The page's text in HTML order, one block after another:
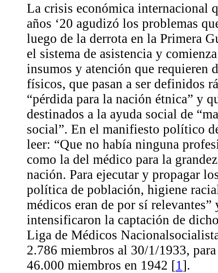
La crisis económica internacional
años ‘20 agudizó los problemas
luego de la derrota en la Primera
el sistema de asistencia y
insumos y atención que requieren
físicos, que pasan a ser definidos
“pérdida para la nación étnica” y
destinados a la ayuda social de
social”. En el manifiesto político
leer: “Que no había ninguna
como la del médico para la
nación. Para ejecutar y propagar
política de población, higiene
médicos eran de por sí relevantes”
intensificaron la captación de
Liga de Médicos
2.786 miembros al 30/1/1933,
46.000 miembros en 1942 [1 ].